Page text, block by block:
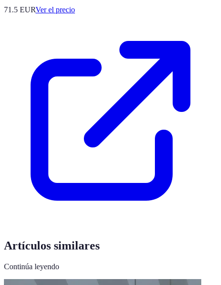
71.5 EURVer el precio
Artículos similares
Continúa leyendo